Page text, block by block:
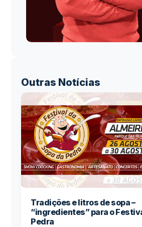
Outras Notícias
Tradições e litros de sopa –
“ingredientes” para o
Pedra